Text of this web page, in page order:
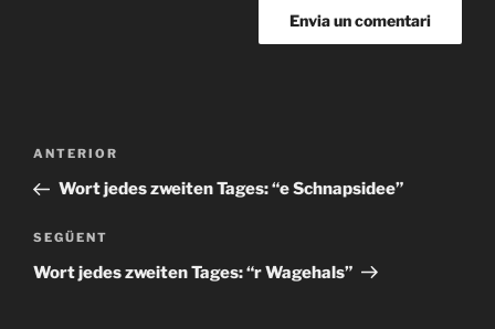
Navegació
Entrada
anterior
ANTERIOR
Wort jedes zweiten Tages: “e Schnapsidee”
Entrada
següent
SEGÜENT
Wort jedes zweiten Tages: “r Wagehals”